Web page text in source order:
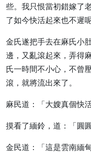
些。我只恨當初錯嫁了
了如今快活起來也不遲呢
金氏遂把手去在麻氏小
邊，又亂滾起來，弄得
氏一時間不小心，不曾
滾，就將流出來了。
麻民道：「大嫂真個快
摸看了緬鈴，道：「圓
金民道：「這是雲南緬